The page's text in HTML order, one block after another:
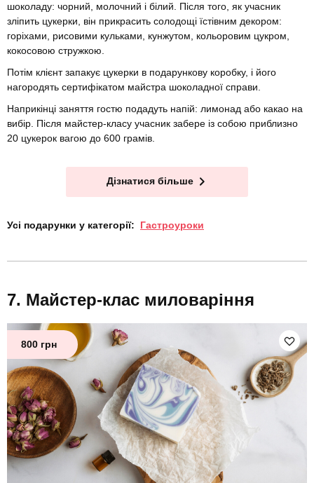
шоколаду: чорний, молочний і білий. Після того, як учасник
зліпить цукерки, він прикрасить солодощі їстівним декором:
горіхами, рисовими кульками, кунжутом, кольоровим цукром,
кокосовою стружкою.
Потім клієнт запакує цукерки в подарункову коробку, і його
нагородять сертифікатом майстра шоколадної справи.
Наприкінці заняття гостю подадуть напій: лимонад або какао на
вибір. Після майстер-класу учасник забере із собою приблизно
20 цукерок вагою до 600 грамів.
Дізнатися більше
Усі подарунки у категорії: Гастроуроки
Майстер-клас миловаріння
800 грн